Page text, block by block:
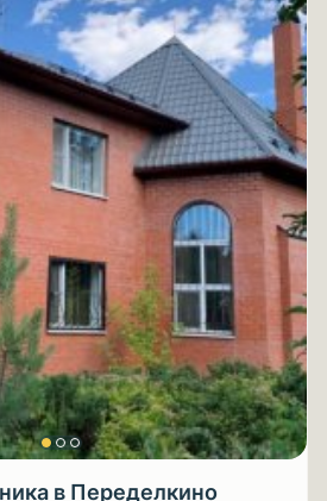
в Переделкино